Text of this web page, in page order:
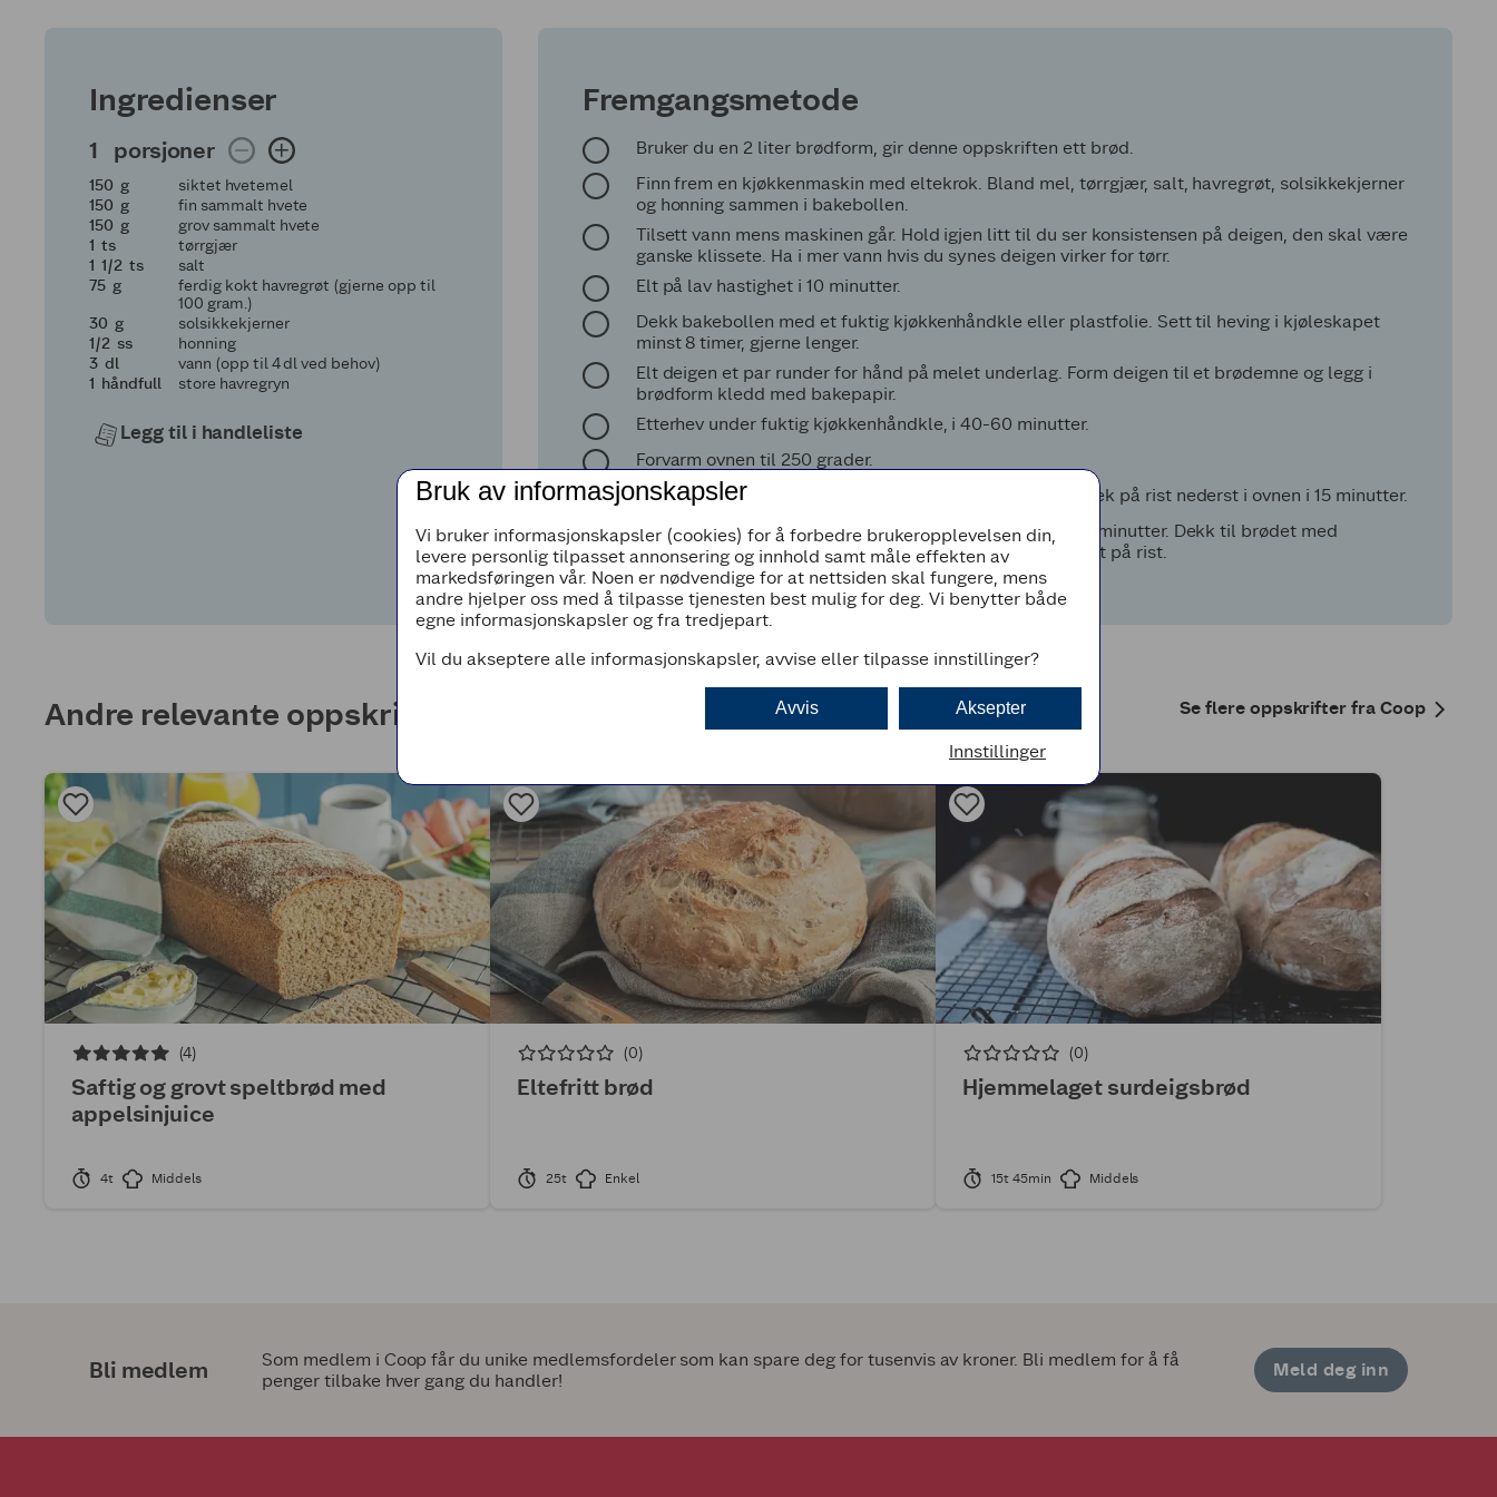
Ingredienser
1 porsjoner
1 porsjoner
150
150 g
siktet hvetemel
150
150 g
fin sammalt hvete
150
150 g
grov sammalt hvete
11 ts
tørrgjær
1 og en halv
1 1/2 ts
salt
75
75 g
ferdig kokt havregrøt (gjerne opp til
100 gram.)
30
30 g
solsikkekjerner
en halv
1/2 ss
honning
3
3 dl
vann (opp til 4 dl ved behov)
11 håndfull store havregryn
Legg til i handleliste
Fremgangsmetode
Bruker du en 2 liter brødform, gir denne oppskriften ett brød.
Finn frem en kjøkkenmaskin med eltekrok. Bland mel, tørrgjær, salt, havregrøt, solsikkekjerner
og honning sammen i bakebollen.
Tilsett vann mens maskinen går. Hold igjen litt til du ser konsistensen på deigen, den skal være
ganske klissete. Ha i mer vann hvis du synes deigen virker for tørr.
Elt på lav hastighet i 10 minutter.
Dekk bakebollen med et fuktig kjøkkenhåndkle eller plastfolie. Sett til heving i kjøleskapet
minst 8 timer, gjerne lenger.
Elt deigen et par runder for hånd på melet underlag. Form deigen til et brødemne og legg i
brødform kledd med bakepapir.
Etterhev under fuktig kjøkkenhåndkle, i 40-60 minutter.
Forvarm ovnen til 250 grader.
Pensle brødet med vann og dryss på store havregryn. Stek på rist nederst i ovnen i 15 minutter.
Senk temperaturen til 200 grader og stek videre i 30-35 minutter. Dekk til brødet med
bakepapir slik at ikke toppen skal bli svidd. Avkjøl brødet på rist.
Andre relevante oppskrifter Se flere oppskrifter fra Coop
(4)
Saftig og grovt speltbrød med
appelsinjuice
4t Middels
(0)
Eltefritt brød
25t Enkel
(0)
Hjemmelaget surdeigsbrød
15t 45min Middels
Bli medlem
Som medlem i Coop får du unike medlemsfordeler som kan spare deg for tusenvis av kroner. Bli medlem for å få
penger tilbake hver gang du handler!
Meld deg inn
Bruk av informasjonskapsler
Vi bruker informasjonskapsler (cookies) for å forbedre brukeropplevelsen din,
levere personlig tilpasset annonsering og innhold samt måle effekten av
markedsføringen vår. Noen er nødvendige for at nettsiden skal fungere, mens
andre hjelper oss med å tilpasse tjenesten best mulig for deg. Vi benytter både
egne informasjonskapsler og fra tredjepart.
Vil du akseptere alle informasjonskapsler, avvise eller tilpasse innstillinger?
Aksepter
Avvis
Innstillinger